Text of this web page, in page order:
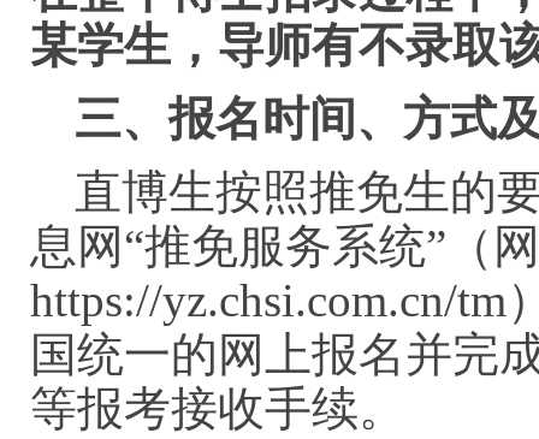
某学生，导师有不录取
三、报名时间、方式
直博生按照推免生的
息网“推免服务系统”（
https://yz.chsi.com.cn/
国统一的网上报名并完
等报考接收手续。